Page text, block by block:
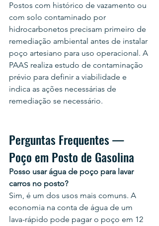
Postos com histórico de vazamento ou
com solo contaminado por
hidrocarbonetos precisam primeiro de
remediação ambiental antes de instalar
poço artesiano para uso operacional. A
PAAS realiza estudo de contaminação
prévio para definir a viabilidade e
indica as ações necessárias de
remediação se necessário.
Perguntas Frequentes —
Poço em Posto de Gasolina
Posso usar água de poço para lavar
carros no posto?
Sim, é um dos usos mais comuns. A
economia na conta de água de um
lava-rápido pode pagar o poço em 12